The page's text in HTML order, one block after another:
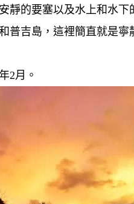
靜的要塞以及水上和水
普吉島，這裡簡直就是
2月。